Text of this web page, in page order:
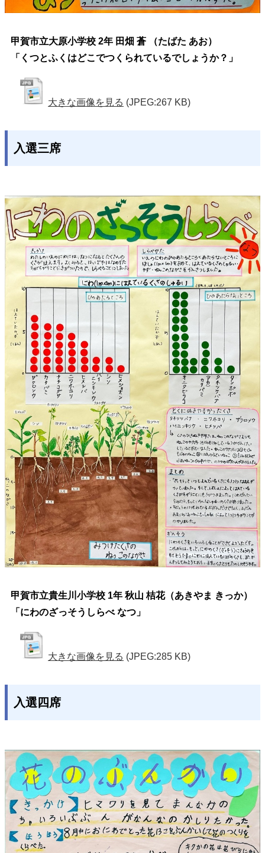
甲賀市立大原小学校 2年 田畑 蒼 （たばた あお）
「くつとふくはどこでつくられているでしょうか？」
大きな画像を見る (JPEG:267 KB)
入選三席
甲賀市立貴生川小学校 1年 秋山 桔花（あきやま きっか）
「にわのざっそうしらべ なつ」
大きな画像を見る (JPEG:285 KB)
入選四席